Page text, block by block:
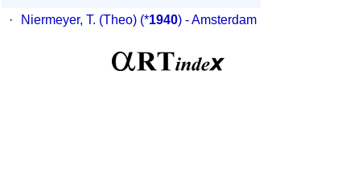
·
Niermeyer, T. (Theo) (*1940) - Amsterdam